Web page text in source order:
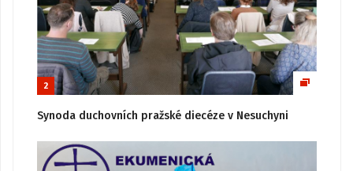
2
Synoda duchovních pražské diecéze v Nesuchyni